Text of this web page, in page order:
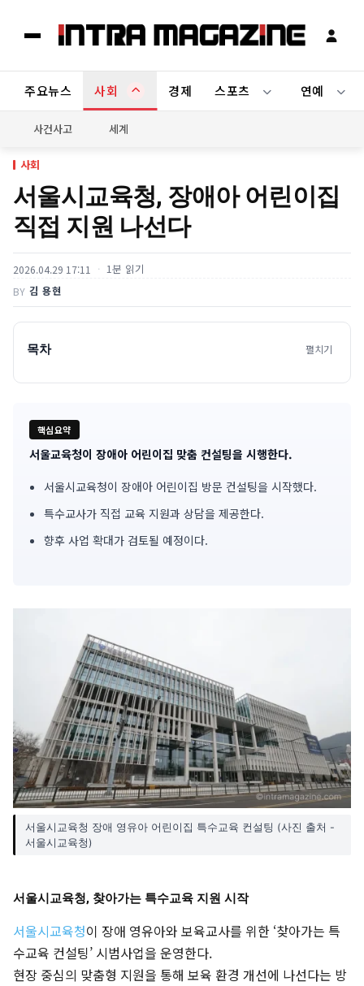
주요뉴스 사회 경제 스포츠 연예
사건사고 세계
사회
서울시교육청, 장애아 어린이집
직접 지원 나선다
2026.04.29 17:11 1분 읽기
BY 김 용현
목차 펼치기
핵심요약
기
사
서울교육청이 장애아 어린이집 맞춤 컨설팅을 시행한다.
서울시교육청이 장애아 어린이집 방문 컨설팅을 시작했다.
특수교사가 직접 교육 지원과 상담을 제공한다.
향후 사업 확대가 검토될 예정이다.
서울시교육청 장애 영유아 어린이집 특수교육 컨설팅 (사진 출처 -
서울시교육청)
서울시교육청, 찾아가는 특수교육 지원 시작
서울시교육청이 장애 영유아와 보육교사를 위한 ‘찾아가는 특
수교육 컨설팅’ 시범사업을 운영한다.
현장 중심의 맞춤형 지원을 통해 보육 환경 개선에 나선다는 방